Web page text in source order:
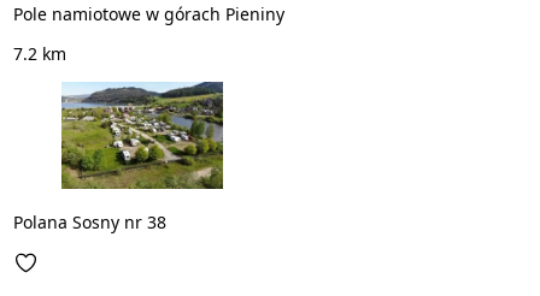
Pole namiotowe w górach Pieniny
7.2 km
Polana Sosny nr 38